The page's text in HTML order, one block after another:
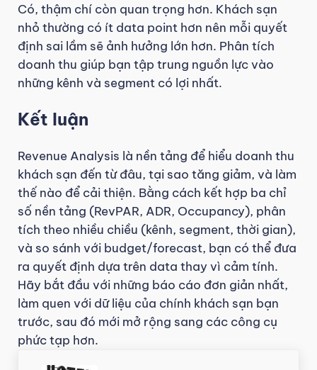
Có, thậm chí còn quan trọng hơn. Khách sạn
nhỏ thường có ít data point hơn nên mỗi quyết
định sai lầm sẽ ảnh hưởng lớn hơn. Phân tích
doanh thu giúp bạn tập trung nguồn lực vào
những kênh và segment có lợi nhất.
Kết luận
Revenue Analysis là nền tảng để hiểu doanh thu
khách sạn đến từ đâu, tại sao tăng giảm, và làm
thế nào để cải thiện. Bằng cách kết hợp ba chỉ
số nền tảng (RevPAR, ADR, Occupancy), phân
tích theo nhiều chiều (kênh, segment, thời gian),
và so sánh với budget/forecast, bạn có thể đưa
ra quyết định dựa trên data thay vì cảm tính.
Hãy bắt đầu với những báo cáo đơn giản nhất,
làm quen với dữ liệu của chính khách sạn bạn
trước, sau đó mới mở rộng sang các công cụ
phức tạp hơn.